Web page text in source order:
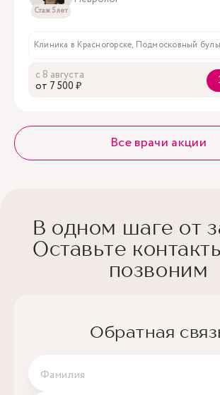
Стаж 5 лет
Клиника в Красногорске, Подмосковный
с 8 августа
oт 7 500 ₽
Все врачи акции
В одном шаге от
Оставьте
позвоним
Обратная